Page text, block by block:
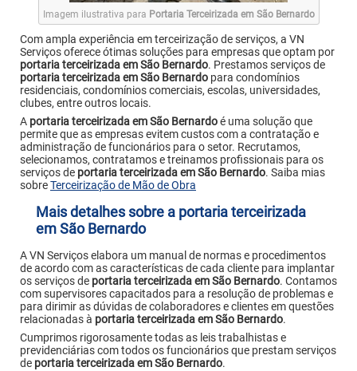
Imagem ilustrativa para Portaria Terceirizada em São Bernardo
Com ampla experiência em terceirização de serviços, a VN
Serviços oferece ótimas soluções para empresas que optam por
portaria terceirizada em São Bernardo. Prestamos serviços de
portaria terceirizada em São Bernardo para condomínios
residenciais, condomínios comerciais, escolas, universidades,
clubes, entre outros locais.
A portaria terceirizada em São Bernardoé uma solução que
permite que as empresas evitem custos com a contratação e
administração de funcionários para o setor. Recrutamos,
selecionamos, contratamos e treinamos profissionais para os
serviços de portaria terceirizada em São Bernardo. Saiba mias
sobreTerceirização de Mão de Obra
Mais detalhes sobre a portaria terceirizada
em São Bernardo
A VN Serviços elabora um manual de normas e procedimentos
de acordo com as características de cada cliente para implantar
os serviços de portaria terceirizada em São Bernardo. Contamos
com supervisores capacitados para a resolução de problemas e
para dirimir as dúvidas de colaboradores e clientes em questões
relacionadas à portaria terceirizada em São Bernardo.
Cumprimos rigorosamente todas as leis trabalhistas e
previdenciárias com todos os funcionários que prestam serviços
de portaria terceirizada em São Bernardo.